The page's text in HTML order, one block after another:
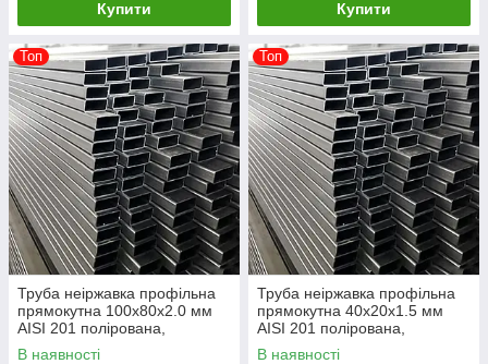
Купити Купити
Топ
Труба неіржавка профільна
прямокутна 100х80х2.0 мм
AISI 201 полірована,
шліфована, матова
В наявності
Топ
Труба неіржавка профільна
прямокутна 40х20х1.5 мм
AISI 201 полірована,
шліфована, матова
В наявності